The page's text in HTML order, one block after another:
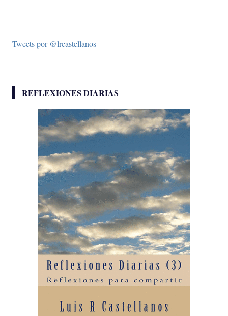
Tweets por @lrcastellanos
REFLEXIONES DIARIAS